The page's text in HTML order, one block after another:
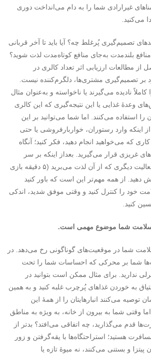
غیرارادی شما را به دام می‌انداخت دوری
می‌کنید.
تصمیم‌گیری پُرغلط چه؟ آیا باید تا آخر قربانی
منافع بلندمدت به‌جای منافع کوتاه‌مدت لذت شوید؟
از مطالعات ارزیابی اثر تعداد کالری در
تصمیم‌گیری مشتری‌ها، دلگرم‌کننده نیست.
کاملاً نادیده می‌گیرند یا ناخواسته و به‌عنوان مثال
وعدۀ غذایی یا این نتیجه‌گیری که این کالری
را استفاده می‌کنند. اما شما می‌توانید بر این
از اینکه وارد رستوران، خواربارفروشی یا حتی
که می‌خواهید انجام دهید، فکر کنید؛ آنگاه
غریزی قرار می‌گیرید. بعداز اینکه بر سر
تصمیم خود ماندید، با فعالیت دیگری که از آن لذت می‌برید (۵ دقیقه بازی
دهید. از همه مهم‌تر این است که باور کنید
خود را کنترل کنید و وقتی موفق شدید، اندکی
کنید.
سلامت شما موضوع مهمی است.
شما در موقعیت‌های گوناگونی رخ می‌دهد. در
شما بر محرکی که احساسات شما را تحت
ندارید. برای مثال ممکن است بتوانید در
به خوردن غذاهای پُرچرب غلبه کنید و به همین
توصیه می‌کنند انبارهایتان را از همۀ این
وقتی شما به بیرون از خانه، به ویژه به مناطق
قدم می‌گذارید، چه اتفاقی می‌افتد؟ بدتر از
هستید؛ استراحتگاه‌ها با یقه‌گرفتن و زور
و بستنی می‌کنند، نه میوۀ تازه یا